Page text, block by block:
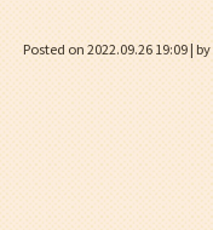
Posted on2022.09.26 19:09|by